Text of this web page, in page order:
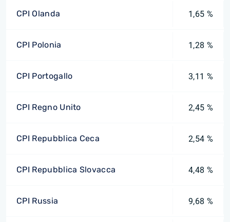
CPI Olanda 1,65 %
CPI Polonia 1,28 %
CPI Portogallo 3,11 %
CPI Regno Unito 2,45 %
CPI Repubblica Ceca 2,54 %
CPI Repubblica Slovacca 4,48 %
CPI Russia 9,68 %